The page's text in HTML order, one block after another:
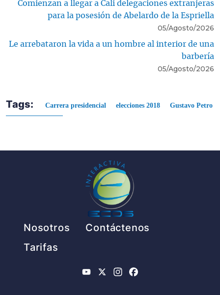
Comienzan a llegar a Cali delegaciones extranjeras
para la posesión de Abelardo de la Espriella
05/Agosto/2026
Le arrebataron la vida a un hombre al interior de una
barbería
05/Agosto/2026
Tags: Carrera presidencial elecciones 2018 Gustavo Petro
Nosotros
Contáctenos
Tarifas
YouTube
X Instagram